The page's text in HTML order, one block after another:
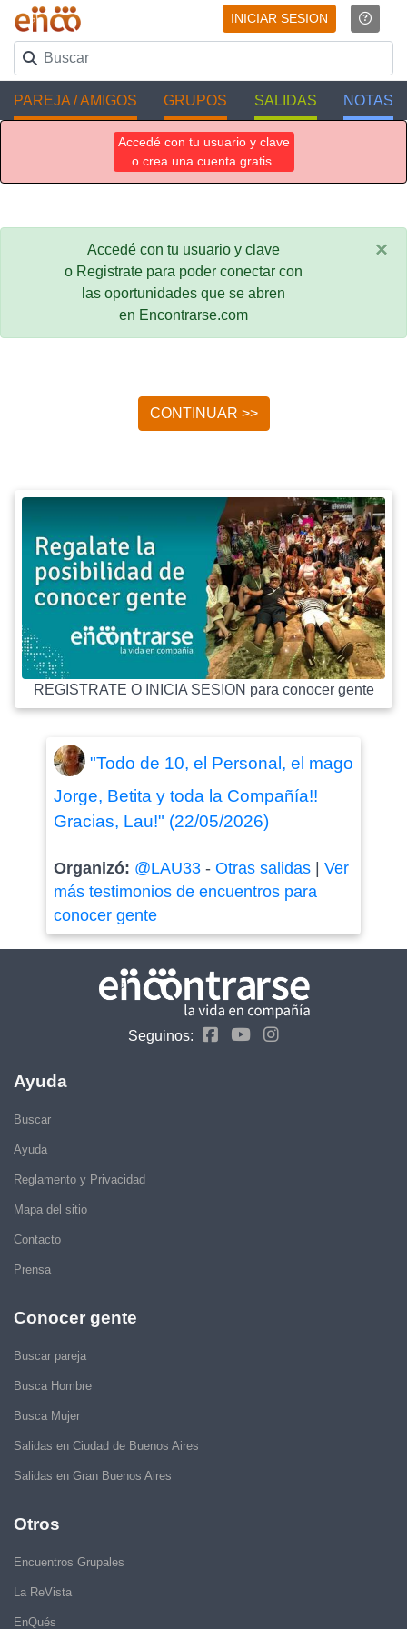
INICIAR SESION
PAREJA / AMIGOS GRUPOS SALIDAS NOTAS
Accedé con tu usuario y clave
o crea una cuenta gratis.
Accedé con tu usuario y clave
o Registrate para poder conectar con
las oportunidades que se abren
en Encontrarse.com
×
CONTINUAR >>
REGISTRATE O INICIA SESION para conocer gente
"Todo de 10, el Personal, el mago
Jorge, Betita y toda la Compañía!!
Gracias, Lau!" (22/05/2026)
Organizó: @LAU33- Otras salidas| Ver
más testimonios de encuentros para
conocer gente
Seguinos:
Ayuda
Buscar
Ayuda
Reglamento y Privacidad
Mapa del sitio
Contacto
Prensa
Conocer gente
Buscar pareja
Busca Hombre
Busca Mujer
Salidas en Ciudad de Buenos Aires
Salidas en Gran Buenos Aires
Otros
Encuentros Grupales
La ReVista
EnQués